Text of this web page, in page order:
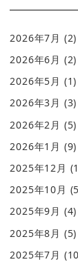
2026年7月 (2)
2026年6月 (2)
2026年5月 (1)
2026年3月 (3)
2026年2月 (5)
2026年1月 (9)
2025年12月
2025年10月
2025年9月 (4)
2025年8月 (5)
2025年7月